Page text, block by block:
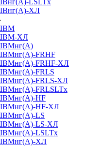
LSLTx
ХЛ
ХЛ
FRHF
FRHF-ХЛ
FRLS
FRLS-ХЛ
FRLSLTx
HF
HF-ХЛ
LS
LS-ХЛ
LSLTx
ХЛ